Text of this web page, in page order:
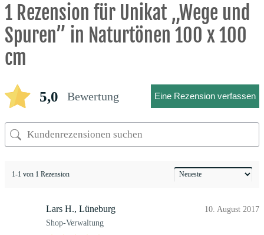
1 Rezension für Unikat „Wege und
Spuren” in Naturtönen 100 x 100
cm
5,0 Bewertung Eine Rezension verfassen
1-1 von 1 Rezension
Lars H., Lüneburg
Shop-Verwaltung
10. August 2017